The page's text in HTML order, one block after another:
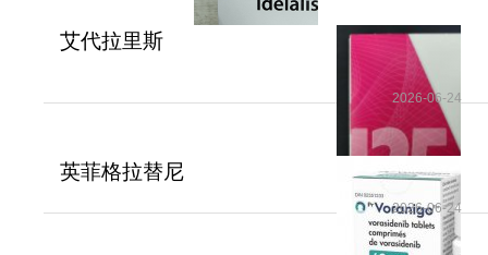
艾代拉里斯
英菲格拉替尼
2026-06-24
2026-06-24